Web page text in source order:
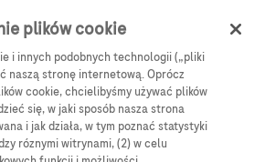
Menu
Articles
were found for:
plików cookie
i innych podobnych technologii („pliki
naszą stronę internetową. Oprócz
cookie, chcielibyśmy używać plików
się, w jaki sposób nasza strona
i jak działa, w tym poznać statystyki
róznymi witrynami, (2) w celu